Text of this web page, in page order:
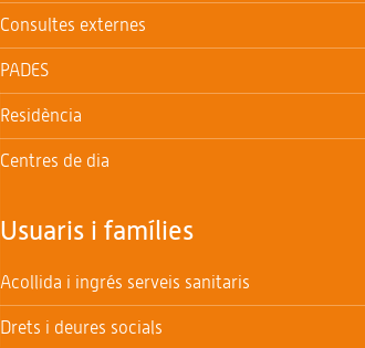
Consultes externes
PADES
Residència
Centres de dia
Usuaris i famílies
Acollida i ingrés serveis sanitaris
Drets i deures socials